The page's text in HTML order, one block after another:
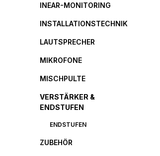
INEAR-MONITORING
INSTALLATIONSTECHNIK
LAUTSPRECHER
MIKROFONE
MISCHPULTE
VERSTÄRKER &
ENDSTUFEN
ENDSTUFEN
ZUBEHÖR